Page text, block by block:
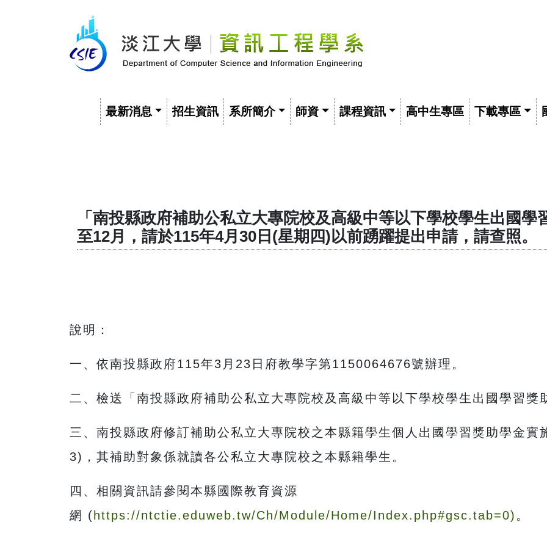
最新消息 招生資訊 系所簡介 師資 課程資訊 高中生專區 下載專區
「南投縣政府補助公私立大專院校及高級中等以下學校學生出國
至12月，請於115年4月30日(星期四)以前踴躍提出申請，請查照。
說明：
一、依南投縣政府115年3月23日府教學字第1150064676號辦理。
二、檢送「南投縣政府補助公私立大專院校及高級中等以下學校學生出國學習
三、南投縣政府修訂補助公私立大專院校之本縣籍學生個人出國學習獎助學金
3)，其補助對象係就讀各公私立大專院校之本縣籍學生。
四、相關資訊請參閱本縣國際教育資源
網 ( https://ntctie.eduweb.tw/Ch/Module/Home/Index.php#gsc.tab=0) 。